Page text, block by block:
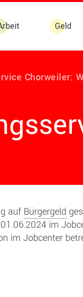
Geld
Chorweiler:
auf Bürgergeld
im
im Jobcenter